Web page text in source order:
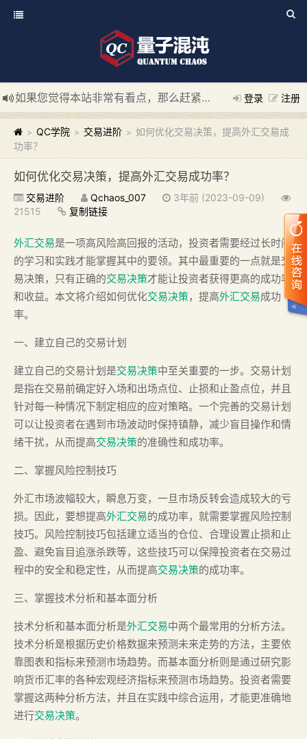
登录 注册
如果您觉得本站非常有看点，那么赶紧使用Ctrl+D 收藏我们吧
新添加量子混沌系统板块，欢迎大家访问！
---“量子混沌系
> QC学院 > 交易进阶 > 如何优化交易决策，提高外汇交易成
功率？
如何优化交易决策，提高外汇交易成功率？
交易进阶 Qchaos_007
3年前 (2023-09-09)
21515
复制链接
外汇交易是一项高风险高回报的活动，投资者需要经过长时间
的学习和实践才能掌握其中的要领。其中最重要的一点就是交
易决策，只有正确的交易决策才能让投资者获得更高的成功率
和收益。本文将介绍如何优化交易决策，提高外汇交易成功
率。
一、建立自己的交易计划
建立自己的交易计划是交易决策中至关重要的一步。交易计划
是指在交易前确定好入场和出场点位、止损和止盈点位，并且
针对每一种情况下制定相应的应对策略。一个完善的交易计划
可以让投资者在遇到市场波动时保持镇静，减少盲目操作和情
绪干扰，从而提高交易决策的准确性和成功率。
二、掌握风险控制技巧
外汇市场波幅较大，瞬息万变，一旦市场反转会造成较大的亏
损。因此，要想提高外汇交易的成功率，就需要掌握风险控制
技巧。风险控制技巧包括建立适当的仓位、合理设置止损和止
盈、避免盲目追涨杀跌等，这些技巧可以保障投资者在交易过
程中的安全和稳定性，从而提高交易决策的成功率。
三、掌握技术分析和基本面分析
技术分析和基本面分析是外汇交易中两个最常用的分析方法。
技术分析是根据历史价格数据来预测未来走势的方法，主要依
靠图表和指标来预测市场趋势。而基本面分析则是通过研究影
响货币汇率的各种宏观经济指标来预测市场趋势。投资者需要
掌握这两种分析方法，并且在实践中综合运用，才能更准确地
进行交易决策。